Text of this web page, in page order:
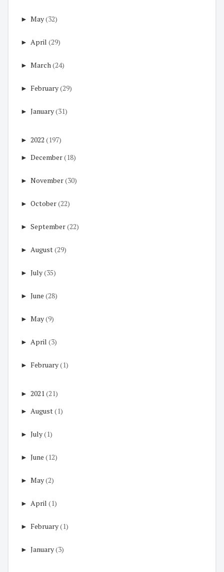
► May(32)
► April (29)
► March(24)
► February(29)
► January(31)
► 2022 (197)
► December(18)
► November(30)
► October(22)
► September(22)
► August(29)
► July(35)
► June (28)
► May(9)
► April (3)
► February(1)
► 2021 (21)
► August(1)
► July(1)
► June (12)
► May(2)
► April (1)
► February(1)
► January(3)